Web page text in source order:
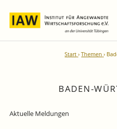
Start Themen
BADEN-
Aktuelle Meldungen